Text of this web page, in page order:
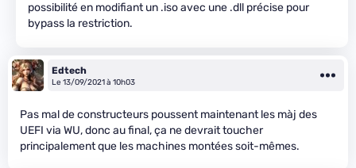
possibilité en modifiant un .iso avec une .dll précise pour
bypass la restriction.
Edtech
Le 13/09/2021 à 10h03
Pas mal de constructeurs poussent maintenant les màj des
UEFI via WU, donc au final, ça ne devrait toucher
principalement que les machines montées soit-mêmes.